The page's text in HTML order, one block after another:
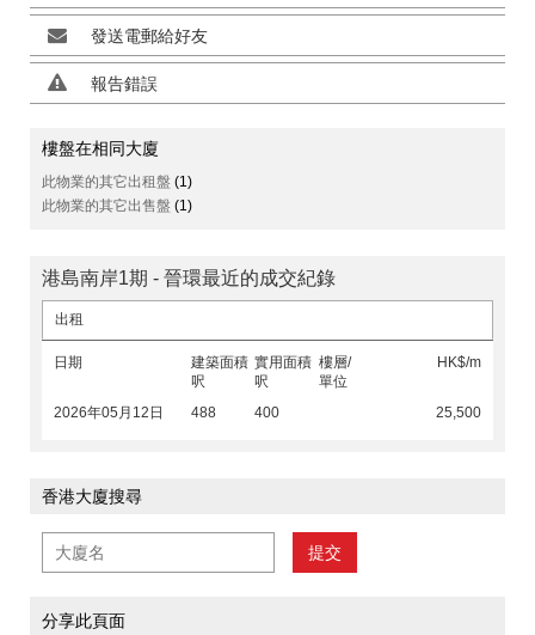
發送電郵給好友
報告錯誤
樓盤在相同大廈
此物業的其它出租盤 (1)
此物業的其它出售盤 (1)
港島南岸1期 - 晉環最近的成交紀錄
出租
日期
建築面積
呎
實用面積
呎
樓層/
單位
HK$/m
2026年05月12日 488 400 25,500
香港大廈搜尋
提交
分享此頁面